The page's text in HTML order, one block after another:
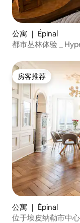
公寓 ｜ Épinal
都市丛林体验 _
房客推荐
房客推荐
公寓 ｜ Épinal
位于埃皮纳勒市中